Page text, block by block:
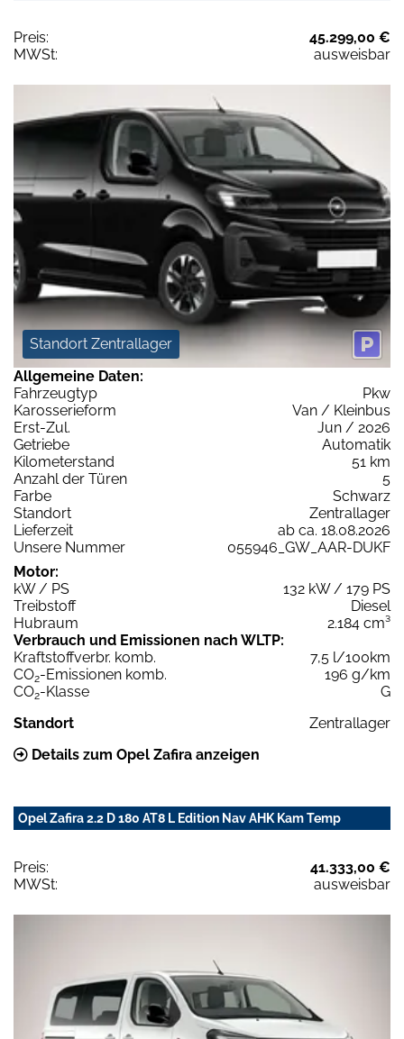
Preis:
45.299,00 €
MWSt:
ausweisbar
Standort Zentrallager
Allgemeine Daten:
Fahrzeugtyp
Pkw
Karosserieform
Van / Kleinbus
Erst-Zul.
Jun / 2026
Getriebe
Automatik
Kilometerstand
51 km
Anzahl der Türen
5
Farbe
Schwarz
Standort
Zentrallager
Lieferzeit
ab ca. 18.08.2026
Unsere Nummer
055946_GW_AAR-DUKF
Motor:
kW / PS
132 kW / 179 PS
Treibstoff
Diesel
Hubraum
2.184 cm³
Verbrauch und Emissionen nach WLTP:
Kraftstoffverbr. komb.
7,5 l/100km
CO2-Emissionen komb.
196 g/km
CO2-Klasse
G
Standort
Zentrallager
Details zum Opel Zafira anzeigen
Opel Zafira 2.2 D 180 AT8 L Edition Nav AHK Kam Temp
Preis:
41.333,00 €
MWSt:
ausweisbar